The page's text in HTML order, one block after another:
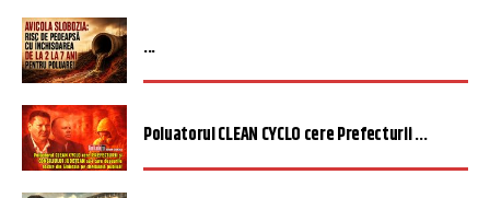
...
Poluatorul CLEAN CYCLO cere Prefecturii ...